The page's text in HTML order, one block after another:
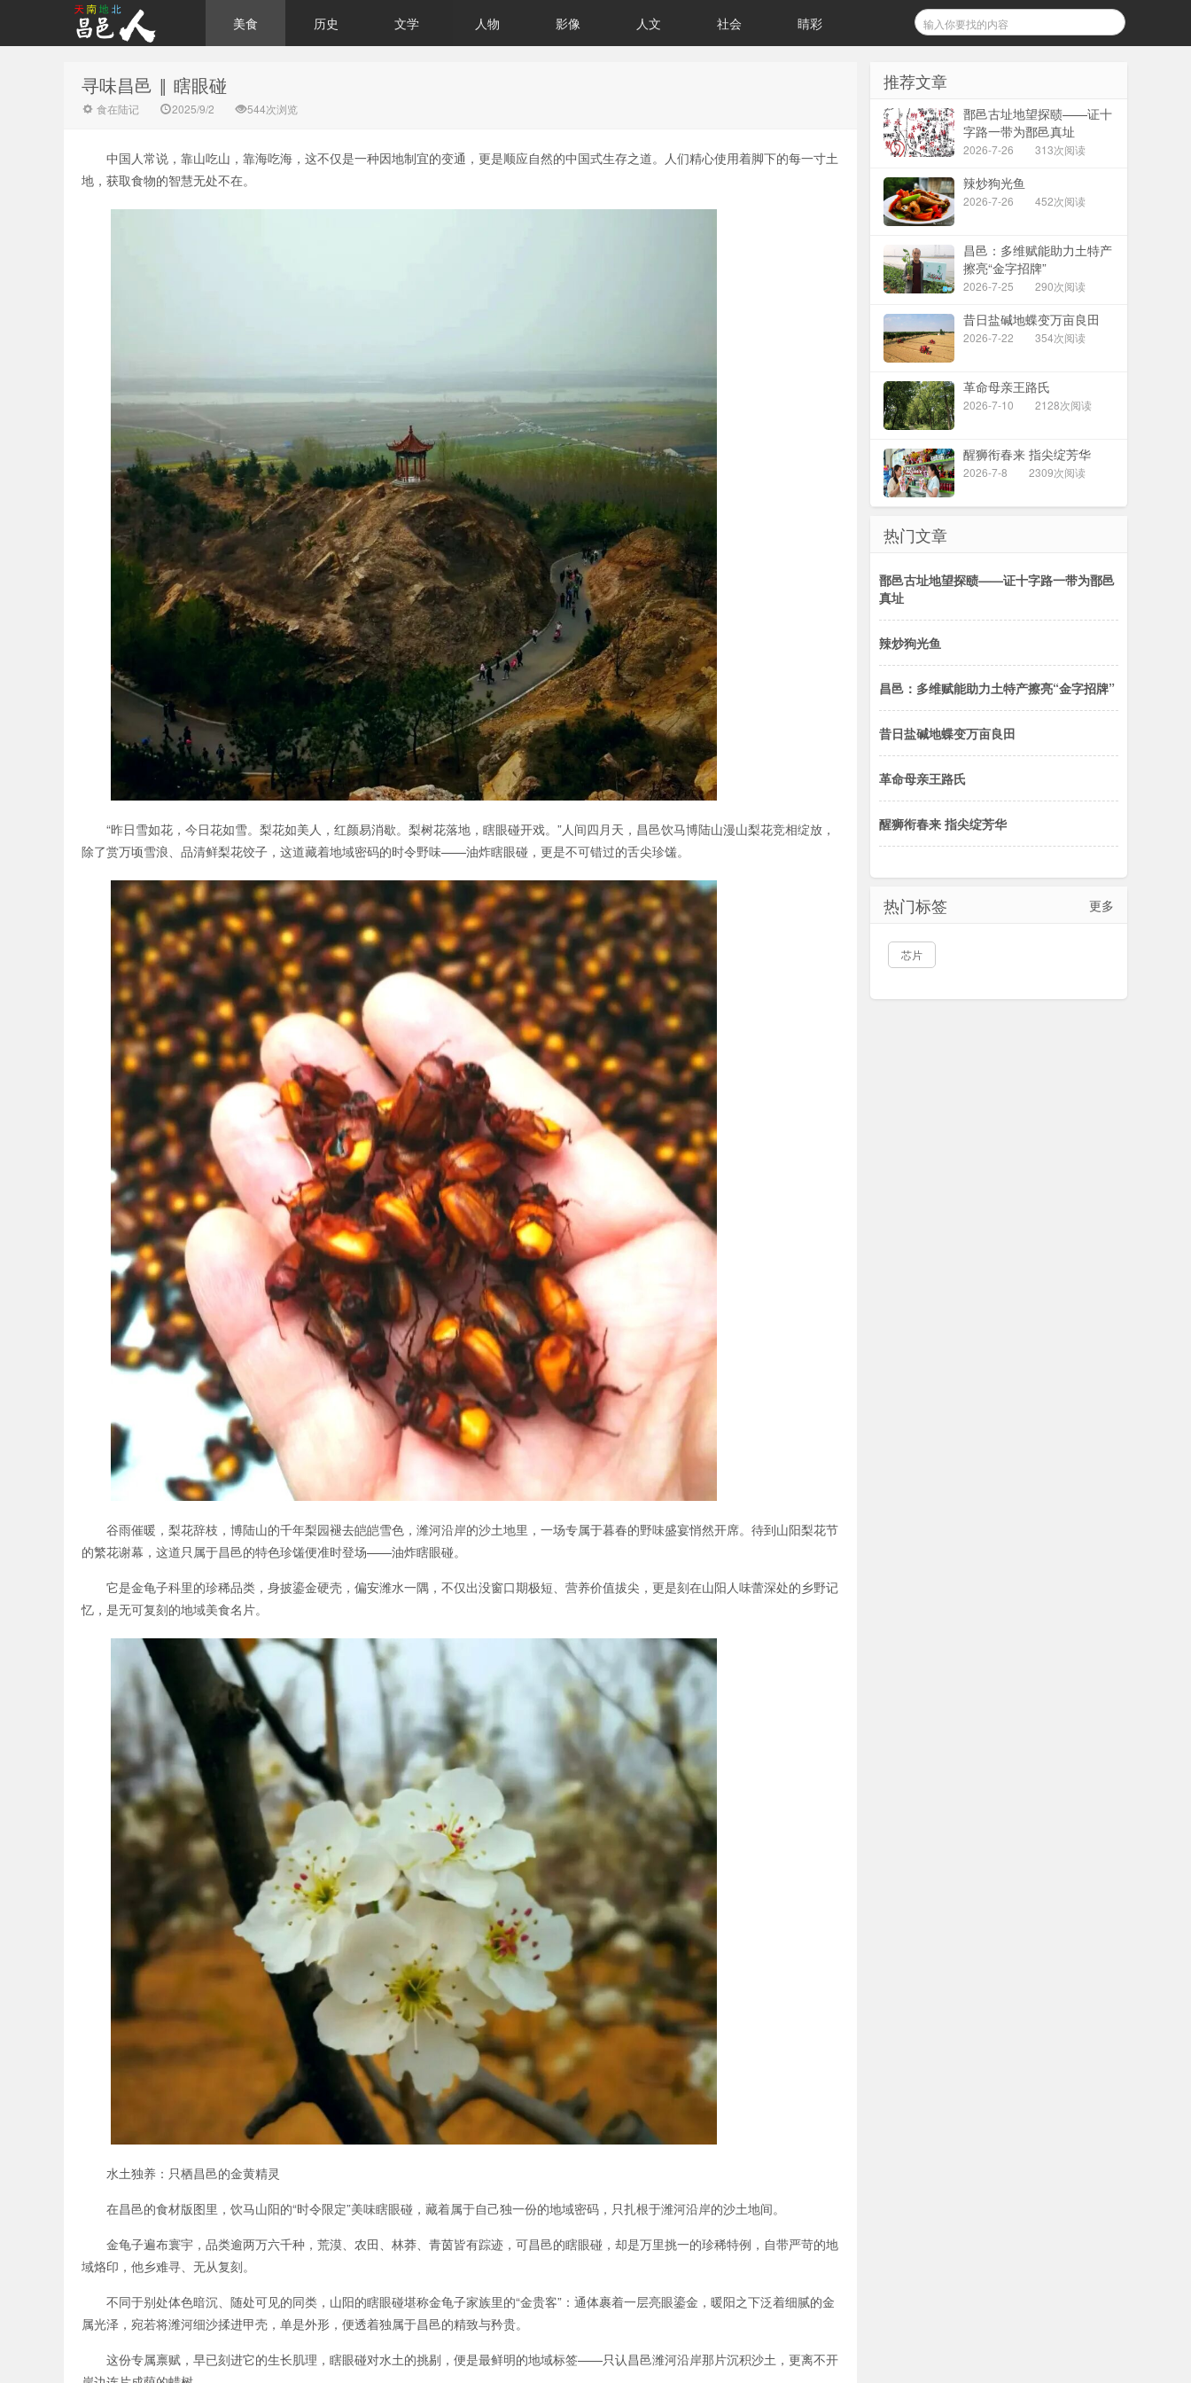
美食 历史 文学 人物 影像 人文 社会 睛彩
寻味昌邑 ‖ 瞎眼碰
食在陆记 2025/9/2 544次浏览
中国人常说，靠山吃山，靠海吃海，这不仅是一种因地制宜的变通，更是顺应自然的中国式生存之道。人们精心使用着脚下的每一寸土
地，获取食物的智慧无处不在。
“昨日雪如花，今日花如雪。梨花如美人，红颜易消歇。梨树花落地，瞎眼碰开戏。”人间四月天，昌邑饮马博陆山漫山梨花竞相绽放，
除了赏万顷雪浪、品清鲜梨花饺子，这道藏着地域密码的时令野味——油炸瞎眼碰，更是不可错过的舌尖珍馐。
谷雨催暖，梨花辞枝，博陆山的千年梨园褪去皑皑雪色，潍河沿岸的沙土地里，一场专属于暮春的野味盛宴悄然开席。待到山阳梨花节
的繁花谢幕，这道只属于昌邑的特色珍馐便准时登场——油炸瞎眼碰。
它是金龟子科里的珍稀品类，身披鎏金硬壳，偏安潍水一隅，不仅出没窗口期极短、营养价值拔尖，更是刻在山阳人味蕾深处的乡野记
忆，是无可复刻的地域美食名片。
水土独养：只栖昌邑的金黄精灵
在昌邑的食材版图里，饮马山阳的“时令限定”美味瞎眼碰，藏着属于自己独一份的地域密码，只扎根于潍河沿岸的沙土地间。
金龟子遍布寰宇，品类逾两万六千种，荒漠、农田、林莽、青茵皆有踪迹，可昌邑的瞎眼碰，却是万里挑一的珍稀特例，自带严苛的地
域烙印，他乡难寻、无从复刻。
不同于别处体色暗沉、随处可见的同类，山阳的瞎眼碰堪称金龟子家族里的“金贵客”：通体裹着一层亮眼鎏金，暖阳之下泛着细腻的金
属光泽，宛若将潍河细沙揉进甲壳，单是外形，便透着独属于昌邑的精致与矜贵。
这份专属禀赋，早已刻进它的生长肌理，瞎眼碰对水土的挑剔，便是最鲜明的地域标签——只认昌邑潍河沿岸那片沉积沙土，更离不开
推荐文章
鄑邑古址地望探赜——证十
字路一带为鄑邑真址
2026-7-26 313次阅读
辣炒狗光鱼
2026-7-26 452次阅读
昌邑：多维赋能助力土特产
擦亮“金字招牌”
2026-7-25 290次阅读
昔日盐碱地蝶变万亩良田
2026-7-22 354次阅读
革命母亲王路氏
2026-7-10 2128次阅读
醒狮衔春来 指尖绽芳华
2026-7-8 2309次阅读
热门文章
鄑邑古址地望探赜——证十字路一带为鄑邑
真址
辣炒狗光鱼
昌邑：多维赋能助力土特产擦亮“金字招牌”
昔日盐碱地蝶变万亩良田
革命母亲王路氏
醒狮衔春来 指尖绽芳华
热门标签 更多
芯片